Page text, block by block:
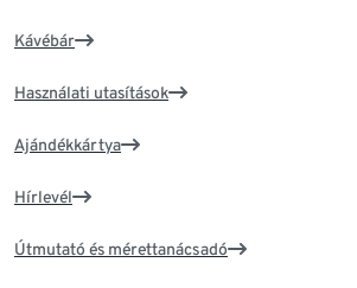
Kávébár
Használati utasítások
Ajándékkártya
Hírlevél
Útmutató és mérettanácsadó